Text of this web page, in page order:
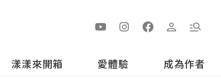
漾漾來開箱 愛體驗 成為作者